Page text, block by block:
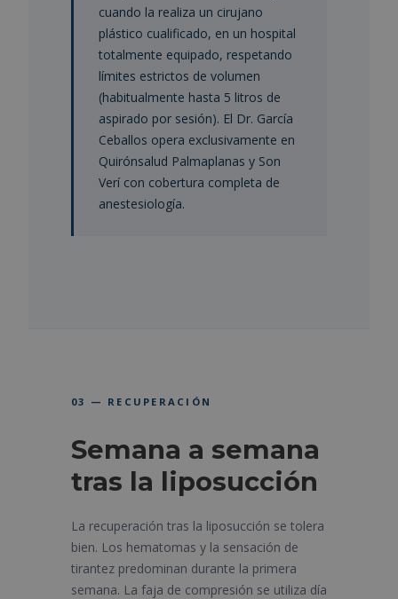
cuando la realiza un cirujano
plástico cualificado, en un hospital
totalmente equipado, respetando
límites estrictos de volumen
(habitualmente hasta 5 litros de
aspirado por sesión). El Dr. García
Ceballos opera exclusivamente en
Quirónsalud Palmaplanas y Son
Verí con cobertura completa de
anestesiología.
03 — RECUPERACIÓN
Semana a semana
tras la liposucción
La recuperación tras la liposucción se tolera
bien. Los hematomas y la sensación de
tirantez predominan durante la primera
semana. La faja de compresión se utiliza día